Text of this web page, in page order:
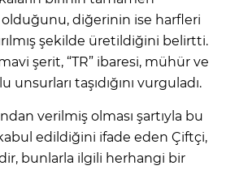
diğerinin ise harfleri
şekilde üretildiğini belirtti.
şerit, “TR” ibaresi, mühür ve
taşıdığını vurguladı.
verilmiş olması şartıyla bu
edildiğini ifade eden Çiftçi,
bunlarla ilgili herhangi bir